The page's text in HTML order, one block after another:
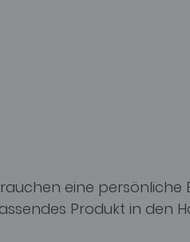
eine persönliche
Produkt in den